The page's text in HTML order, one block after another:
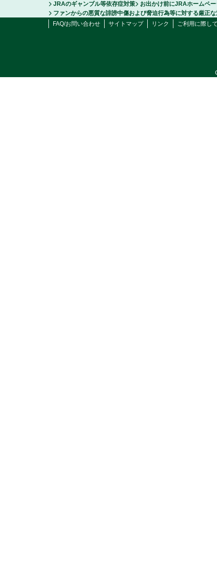
JRAのギャンブル等依存症対策
お出かけ前にJRAホームペ
ファンからの悪質な誹謗中傷および脅迫行為等に対する厳正
FAQ/お問い合わせ
サイトマップ リンク ご利用に際し